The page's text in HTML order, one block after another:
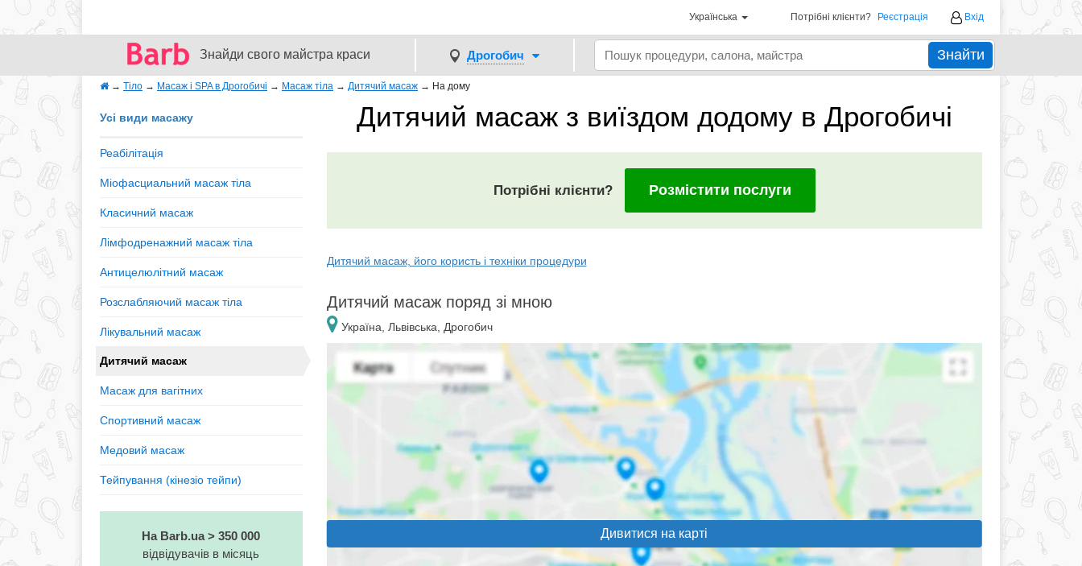
Українська Потрібні клієнти? Реєстрація Вхід
Знайди свого майстра краси Дрогобич Знайти
→ Тіло → Масаж і SPA в Дрогобичі → Масаж тіла → Дитячий масаж → На дому
Дитячий масаж з виїздом додому в Дрогобичі
Усі види масажу
Реабілітація
Міофасциальний масаж тіла
Класичний масаж
Лімфодренажний масаж тіла
Антицелюлітний масаж
Розслабляючий масаж тіла
Лікувальний масаж
Дитячий масаж
Масаж для вагітних
Спортивний масаж
Медовий масаж
Тейпування (кінезiо тейпи)
На Barb.ua > 350 000
відвідувачів в місяць
Потрібні клієнти? Розмістити послуги
Дитячий масаж, його користь і техніки процедури
Дитячий масаж поряд зі мною
Україна, Львівська, Дрогобич
Дивитися на карті